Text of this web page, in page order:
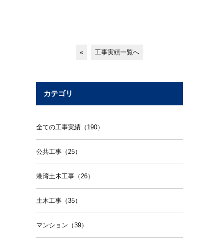
« 工事実績一覧へ
カテゴリ
全ての工事実績（190）
公共工事（25）
港湾土木工事（26）
土木工事（35）
マンション（39）